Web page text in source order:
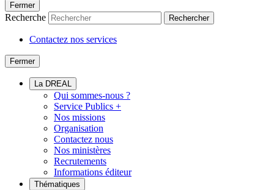
Fermer
Recherche Rechercher
Contactez nos services
Fermer
La DREAL
Qui sommes-nous ?
Service Publics +
Nos missions
Organisation
Contactez nous
Nos ministères
Recrutements
Informations éditeur
Thématiques